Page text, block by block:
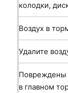
колодки,
Воздух в
Удалите
Повреждены
в главном